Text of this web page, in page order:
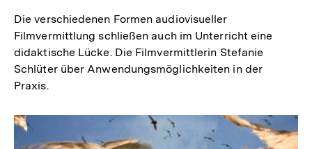
Die verschiedenen Formen audiovisueller
Filmvermittlung schließen auch im Unterricht eine
didaktische Lücke. Die Filmvermittlerin Stefanie
Schlüter über Anwendungsmöglichkeiten in der
Praxis.